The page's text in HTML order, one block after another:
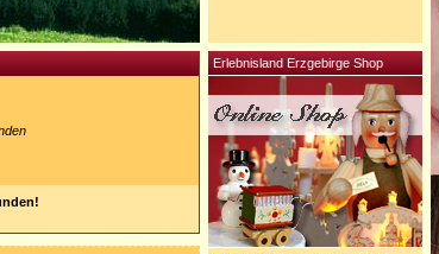
Erlebnisland Erzgebirge Shop